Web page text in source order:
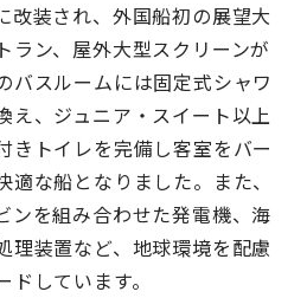
改装され、外国船初の展望大
ラン、屋外大型スクリーンが
バスルームには固定式シャワ
え、ジュニア・スイート以上
きトイレを完備し客室をバー
な船となりました。また、
ンを組み合わせた発電機、海
理装置など、地球環境を配慮
しています。